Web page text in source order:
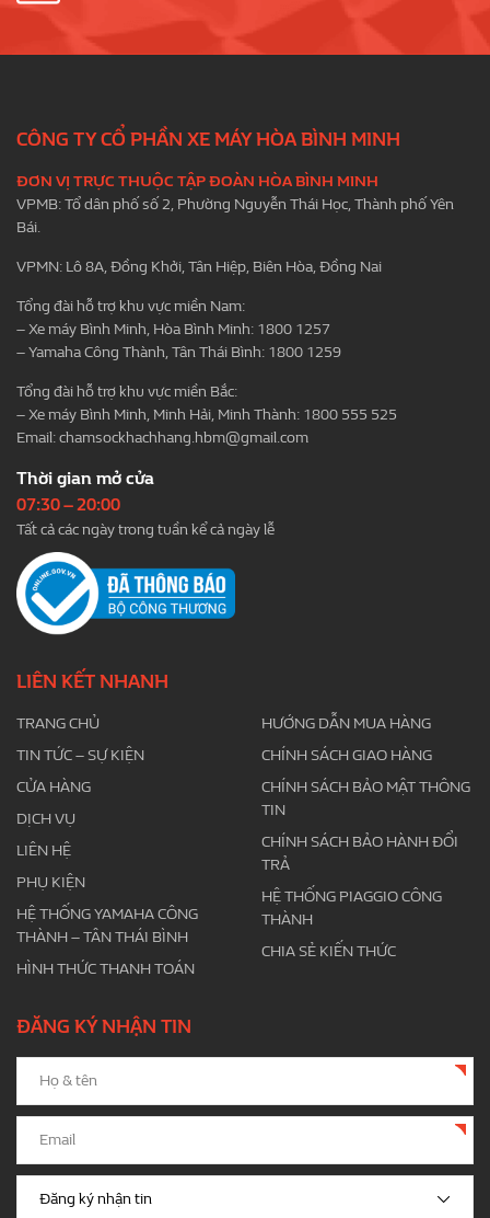
CÔNG TY CỔ PHẦN XE MÁY HÒA BÌNH MINH
ĐƠN VỊ TRỰC THUỘC TẬP ĐOÀN HÒA BÌNH MINH
VPMB: Tổ dân phố số 2, Phường Nguyễn Thái Học, Thành phố Yên
Bái.
VPMN: Lô 8A, Đồng Khởi, Tân Hiệp, Biên Hòa, Đồng Nai
Tổng đài hỗ trợ khu vực miền Nam:
– Xe máy Bình Minh, Hòa Bình Minh: 1800 1257
– Yamaha Công Thành, Tân Thái Bình: 1800 1259
Tổng đài hỗ trợ khu vực miền Bắc:
– Xe máy Bình Minh, Minh Hải, Minh Thành: 1800 555 525
Email:chamsockhachhang.hbm@gmail.com
Thời gian mở cửa
07:30 – 20:00
Tất cả các ngày trong tuần kể cả ngày lễ
LIÊN KẾT NHANH
TRANG CHỦ
TIN TỨC – SỰ KIỆN
CỬA HÀNG
DỊCH VỤ
LIÊN HỆ
PHỤ KIỆN
HỆ THỐNG YAMAHA CÔNG
THÀNH – TÂN THÁI BÌNH
HÌNH THỨC THANH TOÁN
HƯỚNG DẪN MUA HÀNG
CHÍNH SÁCH GIAO HÀNG
CHÍNH SÁCH BẢO MẬT THÔNG
TIN
CHÍNH SÁCH BẢO HÀNH ĐỔI
TRẢ
HỆ THỐNG PIAGGIO CÔNG
THÀNH
CHIA SẺ KIẾN THỨC
ĐĂNG KÝ NHẬN TIN